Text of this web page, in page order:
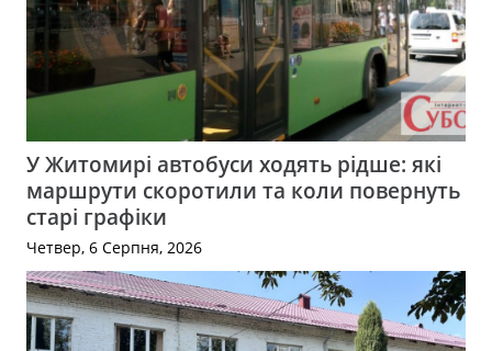
У Житомирі автобуси ходять рідше: які
маршрути скоротили та коли повернуть
старі графіки
Четвер, 6 Серпня, 2026